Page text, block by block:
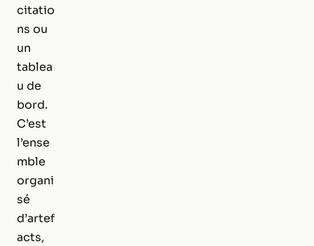
citatio
ns ou
un
tablea
u de
bord.
C’est
l’ense
mble
organi
sé
d’artef
acts,